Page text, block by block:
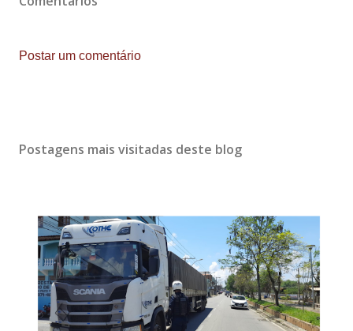
Postar um comentário
Postagens mais visitadas deste blog